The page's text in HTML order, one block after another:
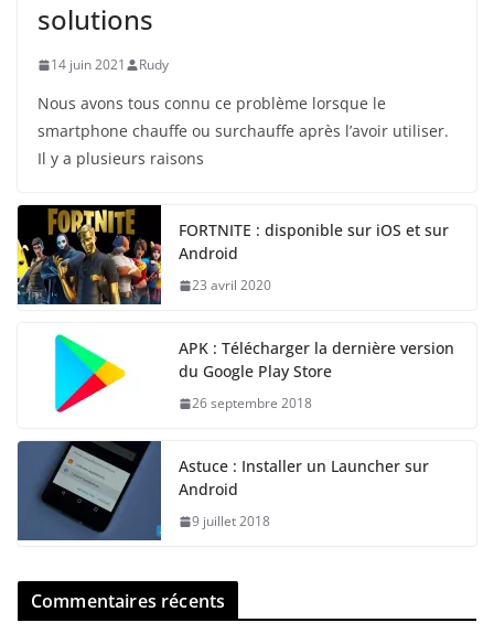
solutions
14 juin 2021 Rudy
Nous avons tous connu ce problème lorsque le
smartphone chauffe ou surchauffe après l’avoir utiliser.
Il y a plusieurs raisons
FORTNITE : disponible sur iOS et sur
Android
23 avril 2020
APK : Télécharger la dernière version
du Google Play Store
26 septembre 2018
Astuce : Installer un Launcher sur
Android
9 juillet 2018
Commentaires récents